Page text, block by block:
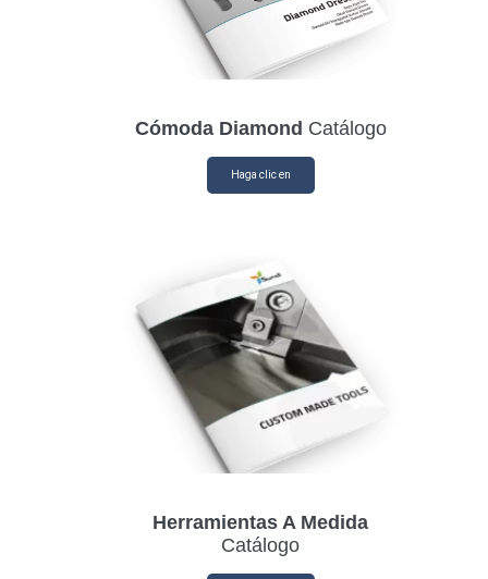
Cómoda Diamond Catálogo
Haga clic en
Herramientas A Medida
Catálogo